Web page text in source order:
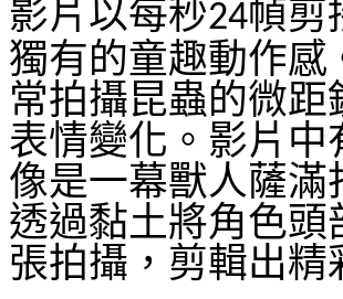
影片以每秒24幀剪
獨有的童趣動作
常拍攝昆蟲的微
表情變化。影片
像是一幕獸人薩
透過黏土將角色
張拍攝，剪輯出精